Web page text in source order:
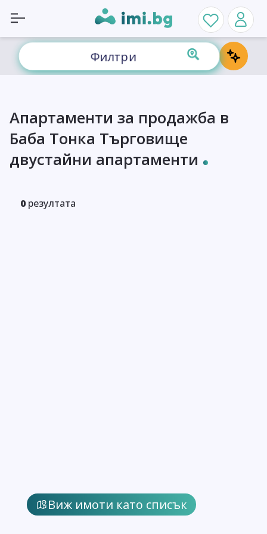
Филтри
Виж имоти като списък
Апартаменти за продажба в
Баба Тонка Търговище
двустайни апартаменти
0 резултата